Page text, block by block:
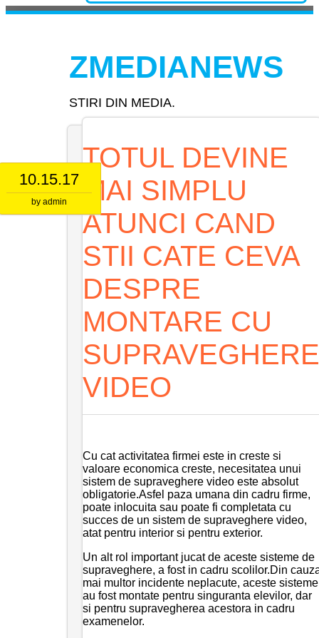
Skip
ZMEDIANEWS
STIRI DIN MEDIA.
10.15.17
by admin
TOTUL DEVINE
MAI SIMPLU
ATUNCI CAND
STII CATE CEVA
DESPRE
MONTARE CU
SUPRAVEGHERE
VIDEO
Cu cat activitatea firmei este in creste si
valoare economica creste, necesitatea unui
sistem de supraveghere video este absolut
obligatorie.Asfel paza umana din cadru firme,
poate inlocuita sau poate fi completata cu
succes de un sistem de supraveghere video,
atat pentru interior si pentru exterior.
Un alt rol important jucat de aceste sisteme de
supraveghere, a fost in cadru scolilor.Din
mai multor incidente neplacute, aceste sisteme
au fost montate pentru singuranta elevilor, dar
si pentru supravegherea acestora in cadru
examenelor.